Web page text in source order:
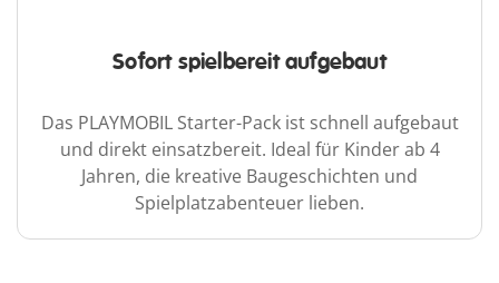
Sofort spielbereit aufgebaut
Das PLAYMOBIL Starter-Pack ist schnell aufgebaut
und direkt einsatzbereit. Ideal für Kinder ab 4
Jahren, die kreative Baugeschichten und
Spielplatzabenteuer lieben.